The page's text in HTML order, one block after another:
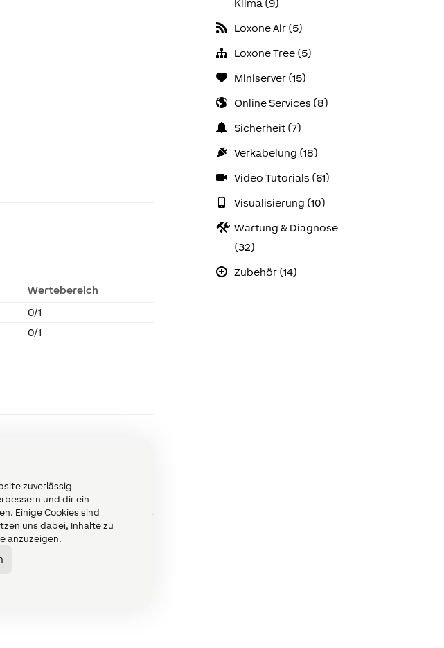
zuverlässig
und dir ein
Einige Cookies sind
uns dabei, Inhalte zu
anzuzeigen.
Wertebereich
0/1
0/1
Wertebereich
0/1
Klima (9)
Loxone Air (5)
Loxone Tree (5)
Miniserver (15)
Online Services (8)
Sicherheit (7)
Verkabelung (18)
Video Tutorials (61)
Visualisierung (10)
Wartung & Diagnose
(32)
Zubehör (14)